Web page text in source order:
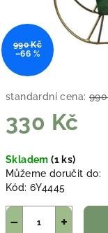
standardní cena:
330 Kč
cena:
Skladem(1 ks)
Můžeme doručit do:
Kód: 6Y4445
+
−
990 Kč
–66 %